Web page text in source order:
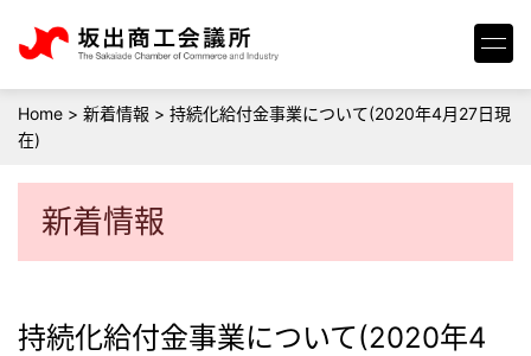
Home > 新着情報 > 持続化給付金事業について(2020年4月27日現
在)
新着情報
持続化給付金事業について(2020年4